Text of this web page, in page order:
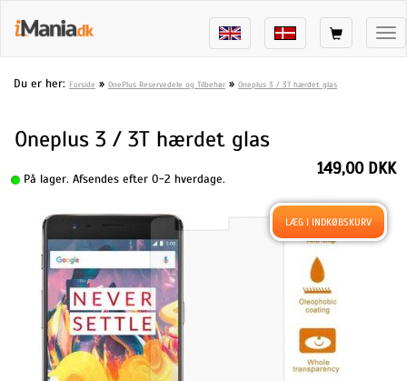
Du er her: Forside » OnePlus Reservedele og Tilbehør » Oneplus 3 / 3T hærdet glas
Oneplus 3 / 3T hærdet glas
På lager. Afsendes efter 0-2 hverdage.
149,00 DKK